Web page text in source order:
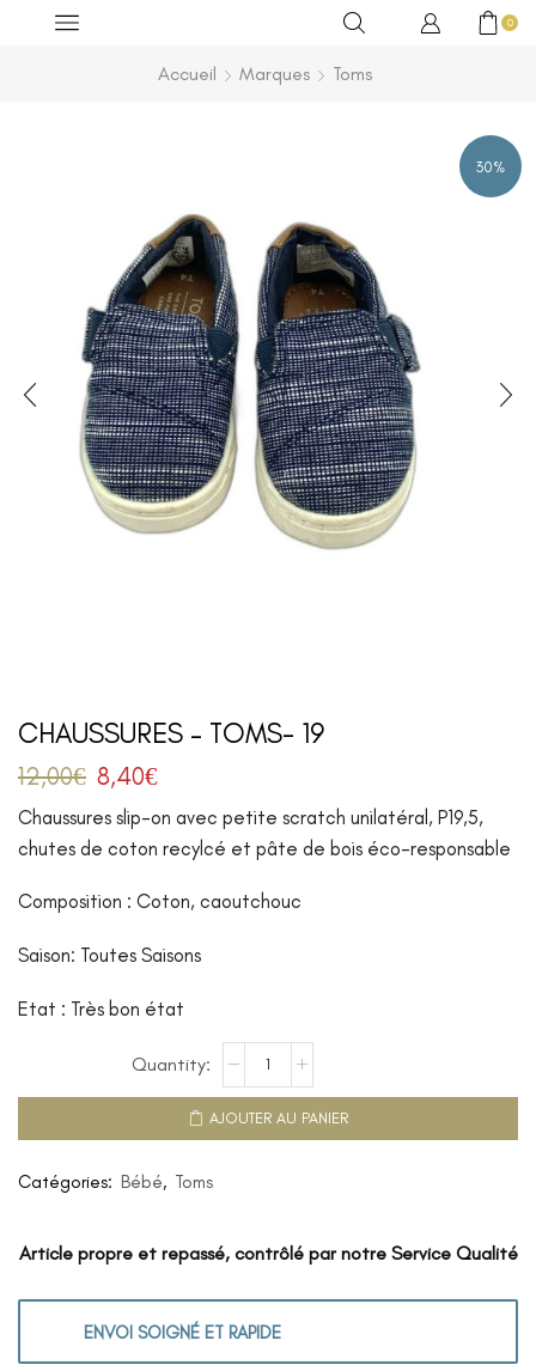
0
Accueil Marques Toms
30%
CHAUSSURES – TOMS- 19
12,00€ 8,40€
Chaussures slip-on avec petite scratch unilatéral, P19,5,
chutes de coton recylcé et pâte de bois éco-responsable
Composition : Coton, caoutchouc
Saison: Toutes Saisons
Etat : Très bon état
AJOUTER AU PANIER
Catégories: Bébé, Toms
Article propre et repassé, contrôlé par notre Service Qualité
ENVOI SOIGNÉ ET RAPIDE